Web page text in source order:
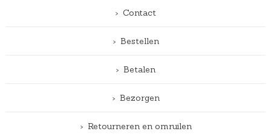
Contact
Bestellen
Betalen
Bezorgen
Retourneren en omruilen